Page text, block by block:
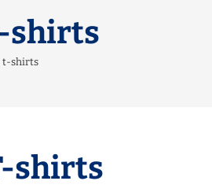
shirts
t-shirts
shirts